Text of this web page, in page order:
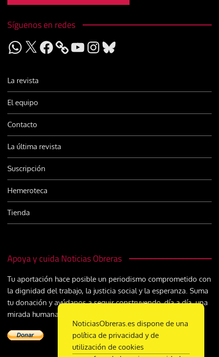
Síguenos en redes
WhatsApp
X Facebook YouTubeInstagram
Bluesky
La revista
El equipo
Contacto
La última revista
Suscripción
Hemeroteca
Tienda
Apoya y cuida Noticias Obreras
Tu aportación hace posible un periodismo comprometido con
la dignidad del trabajo, la justicia social y la esperanza. Suma
tu donación y ayúdanos a seguir construyendo, día a día, una
mirada humana y cristiana sobre el mundo del trabajo
NoticiasObreras.es dispone de una
política de privacidad y de
utilización de cookies